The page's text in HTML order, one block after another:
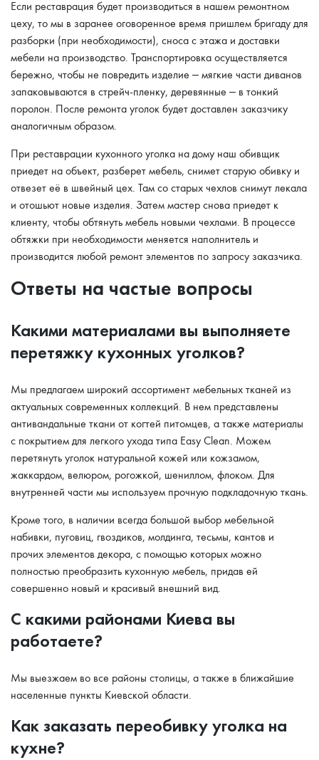
Если реставрация будет производиться в нашем ремонтном
цеху, то мы в заранее оговоренное время пришлем бригаду для
разборки (при необходимости), сноса с этажа и доставки
мебели на производство. Транспортировка осуществляется
бережно, чтобы не повредить изделие – мягкие части диванов
запаковываются в стрейч-пленку, деревянные – в тонкий
поролон. После ремонта уголок будет доставлен заказчику
аналогичным образом.
При реставрации кухонного уголка на дому наш обивщик
приедет на объект, разберет мебель, снимет старую обивку и
отвезет её в швейный цех. Там со старых чехлов снимут лекала
и отошьют новые изделия. Затем мастер снова приедет к
клиенту, чтобы обтянуть мебель новыми чехлами. В процессе
обтяжки при необходимости меняется наполнитель и
производится любой ремонт элементов по запросу заказчика.
Ответы на частые вопросы
Какими материалами вы выполняете
перетяжку кухонных уголков?
Мы предлагаем широкий ассортимент мебельных тканей из
актуальных современных коллекций. В нем представлены
антивандальные ткани от когтей питомцев, а также материалы
с покрытием для легкого ухода типа Easy Clean. Можем
перетянуть уголок натуральной кожей или кожзамом,
жаккардом, велюром, рогожкой, шениллом, флоком. Для
внутренней части мы используем прочную подкладочную ткань.
Кроме того, в наличии всегда большой выбор мебельной
набивки, пуговиц, гвоздиков, молдинга, тесьмы, кантов и
прочих элементов декора, с помощью которых можно
полностью преобразить кухонную мебель, придав ей
совершенно новый и красивый внешний вид.
С какими районами Киева вы
работаете?
Мы выезжаем во все районы столицы, а также в ближайшие
населенные пункты Киевской области.
Как заказать переобивку уголка на
кухне?